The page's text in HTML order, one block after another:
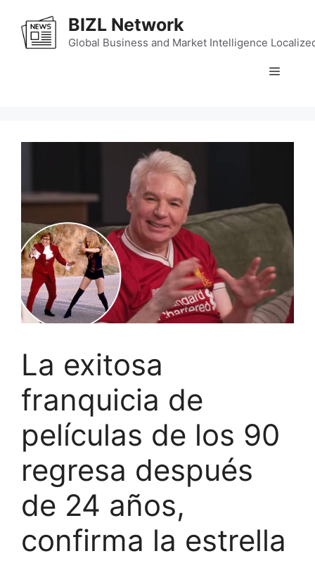
content
BIZL Network
Global Business and Market Intelligence
Menu
La exitosa
franquicia de
películas de los 90
regresa después
de 24 años,
confirma la estrella